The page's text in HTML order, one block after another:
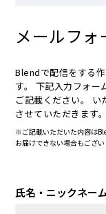
メールフ
Blendで配信をする
す。 下記入力フォー
ご記載ください。
させていただきます。
※ご記載いただいた内容は
お届けできない場合もござ
氏名・ニックネー